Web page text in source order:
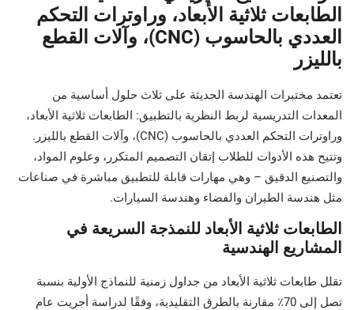
الطابعات ثلاثية الأبعاد، وراوترات التحكم
العددي بالحاسوب (CNC)، وآلات القطع
بالليزر
تعتمد مختبرات الهندسة الحديثة على ثلاث حلول أساسية من
المعدات التدريسية لربط النظرية بالتطبيق: الطابعات ثلاثية الأبعاد،
وراوترات التحكم العددي بالحاسوب (CNC)، وآلات القطع بالليزر.
وتتيح هذه الأدوات للطلاب إتقان التصميم المتكرر، وعلوم المواد،
والتصنيع الدقيق – وهي مهارات قابلة للتطبيق مباشرة في صناعات
مثل هندسة الطيران والفضاء وهندسة السيارات.
الطابعات ثلاثية الأبعاد للنمذجة السريعة في
المشاريع الهندسية
تقلل طابعات ثلاثية الأبعاد من جداول زمنية للنماذج الأولية بنسبة
تصل إلى 70٪ مقارنة بالطرق التقليدية، وفقًا لدراسة أجريت عام